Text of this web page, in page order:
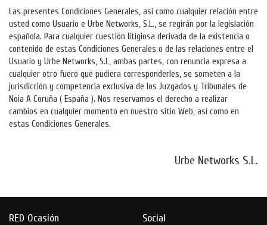
Las presentes Condiciones Generales, así como cualquier relación entre
usted como Usuario e Urbe Networks, S.L., se regirán por la legislación
española. Para cualquier cuestión litigiosa derivada de la existencia o
contenido de estas Condiciones Generales o de las relaciones entre el
Usuario y Urbe Networks, S.L, ambas partes, con renuncia expresa a
cualquier otro fuero que pudiera corresponderles, se someten a la
jurisdicción y competencia exclusiva de los Juzgados y Tribunales de
Noia A Coruña ( España ). Nos reservamos el derecho a realizar
cambios en cualquier momento en nuestro sitio Web, así como en
estas Condiciones Generales.
Urbe Networks S.L.
RED Ocasión
Social